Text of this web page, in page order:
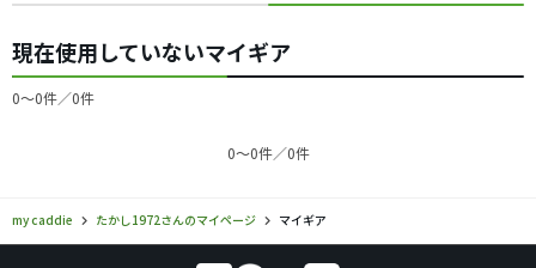
現在使用していないマイギア
0〜0件／0件
0〜0件／0件
my caddie たかし1972さんのマイページ マイギア